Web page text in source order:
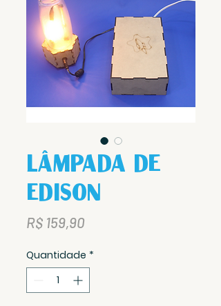
Lâmpada de
Edison
R$ 159,90
Quantidade *